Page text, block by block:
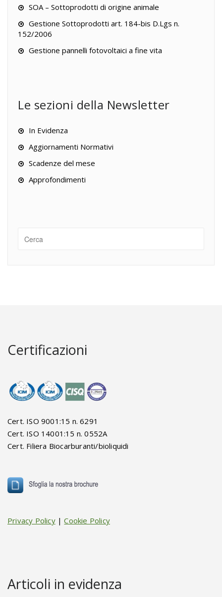
SOA – Sottoprodotti di origine animale
Gestione Sottoprodotti art. 184-bis D.Lgs n.
152/2006
Gestione pannelli fotovoltaici a fine vita
Le sezioni della Newsletter
In Evidenza
Aggiornamenti Normativi
Scadenze del mese
Approfondimenti
Certificazioni
Cert. ISO 9001:15 n. 6291
Cert. ISO 14001:15 n. 0552A
Cert. Filiera Biocarburanti/bioliquidi
Privacy Policy|Cookie Policy
Articoli in evidenza